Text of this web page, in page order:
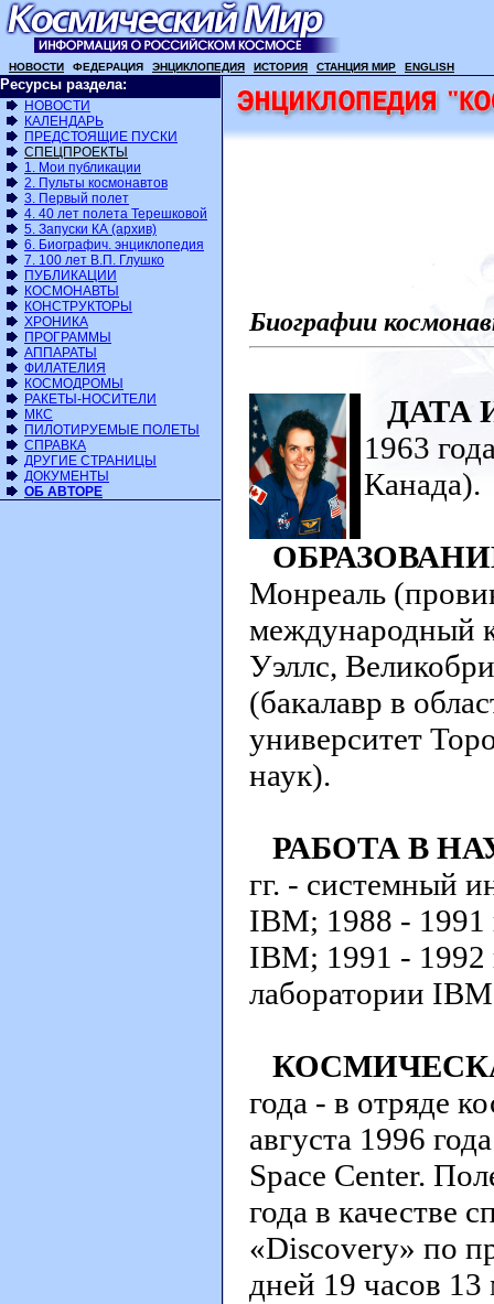
НОВОСТИ ФЕДЕРАЦИЯ ЭНЦИКЛОПЕДИЯ ИСТОРИЯ СТАНЦИЯ МИР ENGLISH
Ресурсы раздела:
НОВОСТИ
КАЛЕНДАРЬ
ПРЕДСТОЯЩИЕ ПУСКИ
СПЕЦПРОЕКТЫ
1. Мои публикации
2. Пульты космонавтов
3. Первый полет
4. 40 лет полета Терешковой
5. Запуски КА (архив)
6. Биографич. энциклопедия
7. 100 лет В.П. Глушко
ПУБЛИКАЦИИ
КОСМОНАВТЫ
КОНСТРУКТОРЫ
ХРОНИКА
ПРОГРАММЫ
АППАРАТЫ
ФИЛАТЕЛИЯ
КОСМОДРОМЫ
РАКЕТЫ-НОСИТЕЛИ
МКС
ПИЛОТИРУЕМЫЕ ПОЛЕТЫ
СПРАВКА
ДРУГИЕ СТРАНИЦЫ
ДОКУМЕНТЫ
ОБ АВТОРЕ
Биографии
ДАТА
1963
Канада).
Монреаль
международный
Уэллс,
(бакалавр в
университет
наук).
РАБОТА В
гг. - системный
IBM; 1988 - 1991
IBM; 1991 - 1992
лаборатории
года - в отряде
августа 1996
Space Center.
года в качестве
«Discovery» по
дней 19 часов